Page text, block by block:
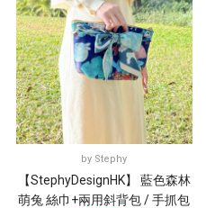
by Stephy
【StephyDesignHK】 藍色森林
萌兔 絲巾+兩用斜背包 / 手抓包